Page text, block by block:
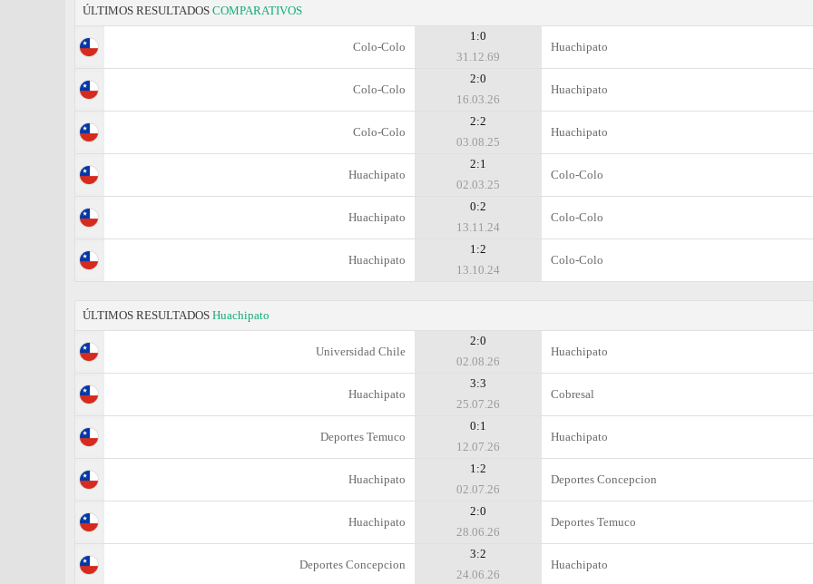
ÚLTIMOS RESULTADOS COMPARATIVOS
Colo-Colo
1:0
31.12.69
Huachipato
Colo-Colo
2:0
16.03.26
Huachipato
Colo-Colo
2:2
03.08.25
Huachipato
Huachipato
2:1
02.03.25
Colo-Colo
Huachipato
0:2
13.11.24
Colo-Colo
Huachipato
1:2
13.10.24
Colo-Colo
ÚLTIMOS RESULTADOS Huachipato
Universidad Chile
2:0
02.08.26
Huachipato
Huachipato
3:3
25.07.26
Cobresal
Deportes Temuco
0:1
12.07.26
Huachipato
Huachipato
1:2
02.07.26
Deportes Concepcion
Huachipato
2:0
28.06.26
Deportes Temuco
Deportes Concepcion
3:2
24.06.26
Huachipato